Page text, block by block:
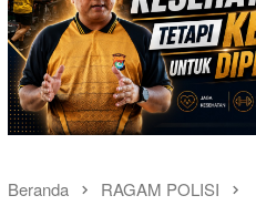
Beranda RAGAM POLISI